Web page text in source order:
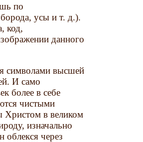
по
усы и т. д.).
код,
данного
символами высшей
И само
более в себе
чистыми
Христом в великом
изначально
облекся через